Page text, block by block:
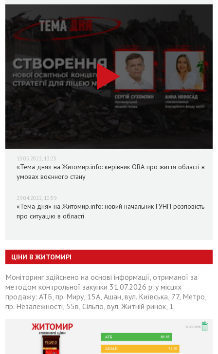
13.05.2022, 13:25
«Тема дня» на Житомир.info: керівник ОВА про життя області в
умовах воєнного стану
29.04.2022, 10:59
«Тема дня» на Житомир.info: новий начальник ГУНП розповість
про ситуацію в області
ЦІНИ В ЖИТОМИРІ
Моніторинг здійснено на основі інформації, отриманої за
методом контрольної закупки 31.07.2026 р. у місцях
продажу: АТБ, пр. Миру, 15А, Ашан, вул. Київська, 77, Метро,
пр. Незалежності, 55в, Сільпо, вул. Житній ринок, 1